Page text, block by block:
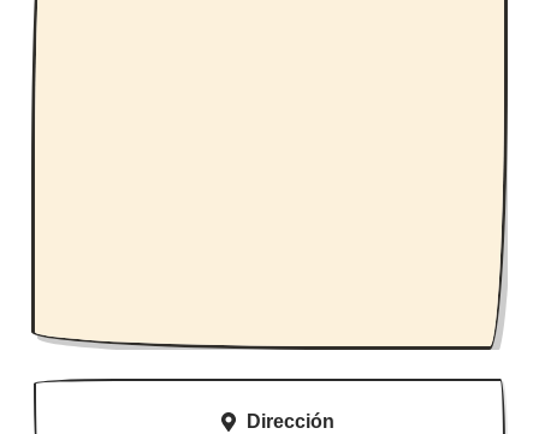
Dirección